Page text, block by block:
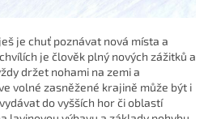
je chuť poznávat nová místa a
je člověk plný nových zážitků a
držet nohami na zemi a
volné zasněžené krajině může být i
do vyšších hor či oblastí